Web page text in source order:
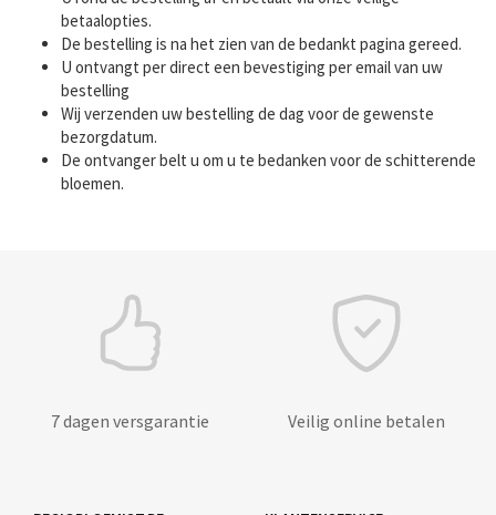
betaalopties.
De bestelling is na het zien van de bedankt pagina gereed.
U ontvangt per direct een bevestiging per email van uw
bestelling
Wij verzenden uw bestelling de dag voor de gewenste
bezorgdatum.
De ontvanger belt u om u te bedanken voor de schitterende
bloemen.
7 dagen versgarantie Veilig online betalen